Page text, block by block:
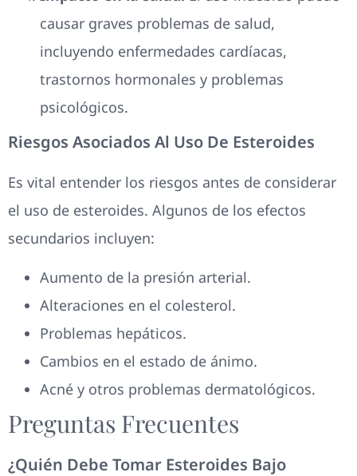
causar graves problemas de salud,
incluyendo enfermedades cardíacas,
trastornos hormonales y problemas
psicológicos.
Riesgos Asociados Al Uso De Esteroides
Es vital entender los riesgos antes de considerar
el uso de esteroides. Algunos de los efectos
secundarios incluyen:
Aumento de la presión arterial.
Alteraciones en el colesterol.
Problemas hepáticos.
Cambios en el estado de ánimo.
Acné y otros problemas dermatológicos.
Preguntas Frecuentes
¿Quién Debe Tomar Esteroides Bajo